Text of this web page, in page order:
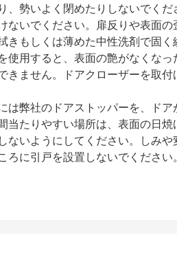
勢いよく閉めたりしないでくだ
いでください。扉反りや表面の
もしくは薄めた中性洗剤で固く
使用すると、表面の艶がなくな
きません。ドアクローザーを取
弊社のドアストッパーを、ド
たりやすい場所は、表面の日
いようにしてください。しみや
に引戸を設置しないでくださ